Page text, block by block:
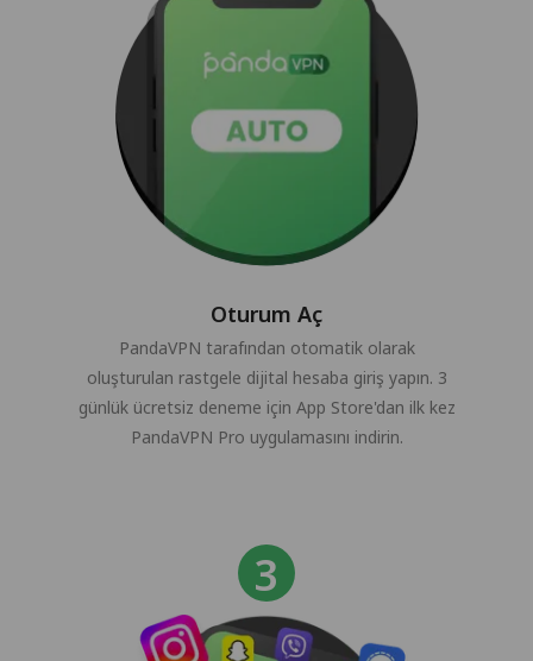
Oturum Aç
PandaVPN tarafından otomatik olarak
oluşturulan rastgele dijital hesaba giriş yapın. 3
günlük ücretsiz deneme için App Store'dan ilk kez
PandaVPN Pro uygulamasını indirin.